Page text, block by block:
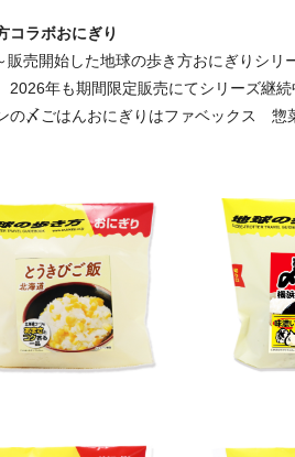
コラボおにぎり
販売開始した地球の歩き方おにぎりシリ
2026年も期間限定販売にてシリーズ継続
の〆ごはんおにぎりはファベックス 惣